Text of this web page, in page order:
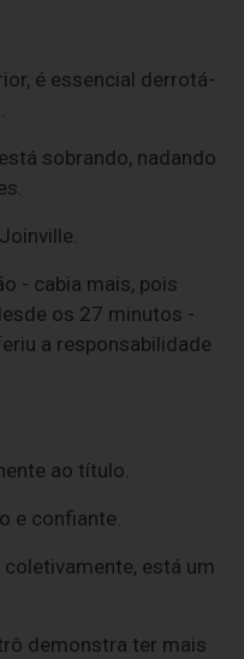
é essencial derrotá-
sobrando, nadando
- cabia mais, pois
os 27 minutos -
a responsabilidade
ao título.
e confiante.
está um
demonstra ter mais